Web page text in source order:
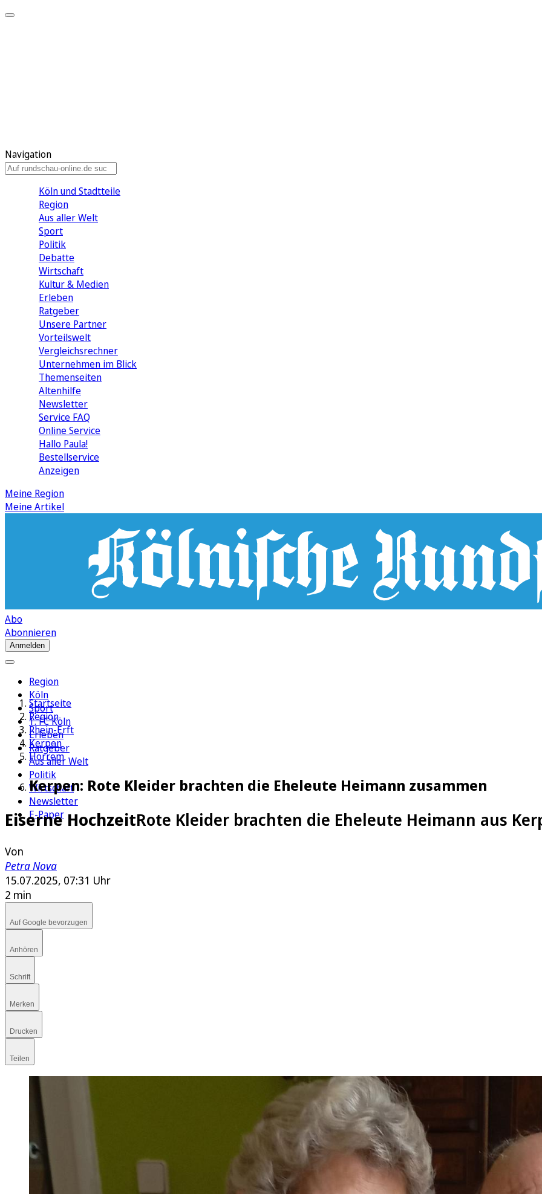
Navigation
Köln und Stadtteile
Region
Aus aller Welt
Sport
Politik
Debatte
Wirtschaft
Kultur & Medien
Erleben
Ratgeber
Unsere Partner
Vorteilswelt
Vergleichsrechner
Unternehmen im Blick
Themenseiten
Altenhilfe
Newsletter
Service FAQ
Online Service
Hallo Paula!
Bestellservice
Anzeigen
Meine Region
Meine Artikel
Abo
Abonnieren
Anmelden
Region
Köln
Sport
1. FC Köln
Erleben
Ratgeber
Aus aller Welt
Politik
Wirtschaft
Newsletter
E-Paper
Startseite
Region
Rhein-Erft
Kerpen
Horrem
Kerpen: Rote Kleider brachten die Eheleute Heimann zusammen
Eiserne HochzeitRote Kleider brachten die Eheleute Heimann aus
Von
Petra Nova
15.07.2025, 07:31 Uhr
2 min
Auf Google bevorzugen
Anhören
Schrift
Merken
Drucken
Teilen